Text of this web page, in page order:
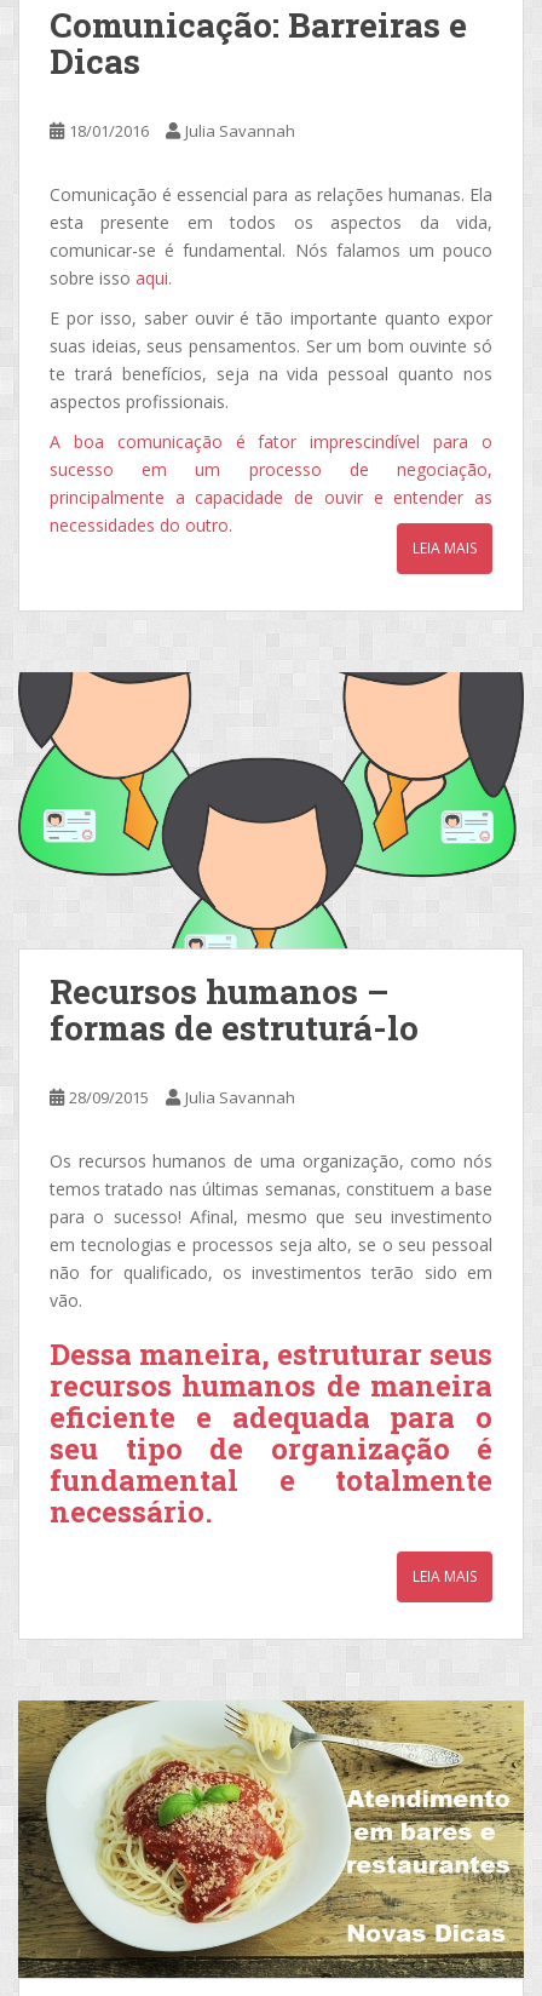
Comunicação: Barreiras e
Dicas
18/01/2016 Julia Savannah
Comunicação é essencial para as relações humanas. Ela
esta presente em todos os aspectos da vida,
comunicar-se é fundamental. Nós falamos um pouco
sobre isso aqui.
E por isso, saber ouvir é tão importante quanto expor
suas ideias, seus pensamentos. Ser um bom ouvinte só
te trará benefícios, seja na vida pessoal quanto nos
aspectos profissionais.
A boa comunicação é fator imprescindível para o
sucesso em um processo de negociação,
principalmente a capacidade de ouvir e entender as
necessidades do outro.
LEIA MAIS
Recursos humanos –
formas de estruturá-lo
28/09/2015 Julia Savannah
Os recursos humanos de uma organização, como nós
temos tratado nas últimas semanas, constituem a base
para o sucesso! Afinal, mesmo que seu investimento
em tecnologias e processos seja alto, se o seu pessoal
não for qualificado, os investimentos terão sido em
vão.
Dessa maneira, estruturar seus
recursos humanos de maneira
eficiente e adequada para o
seu tipo de organização é
fundamental e totalmente
necessário.
LEIA MAIS